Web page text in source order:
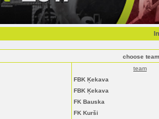
choose
team
FBK Ķekava
FBK Ķekava
FK Bauska
FK Kurši